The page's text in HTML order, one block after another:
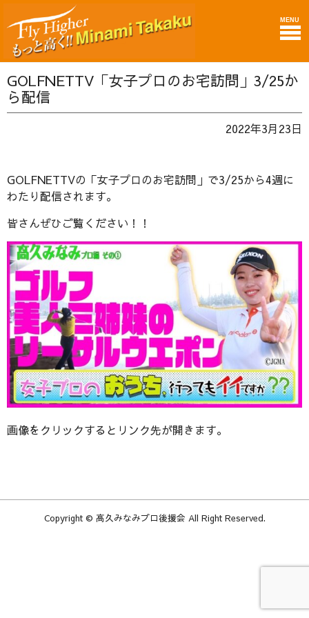
MENU
GOLFNETTV「女子プロのお宅訪問」3/25か
ら配信
2022年3月23日
GOLFNETTVの「女子プロのお宅訪問」で3/25から4週に
わたり配信されます。
皆さんぜひご覧ください！！
画像をクリックするとリンク先が開きます。
Copyright © 高久みなみプロ後援会 All Right Reserved.